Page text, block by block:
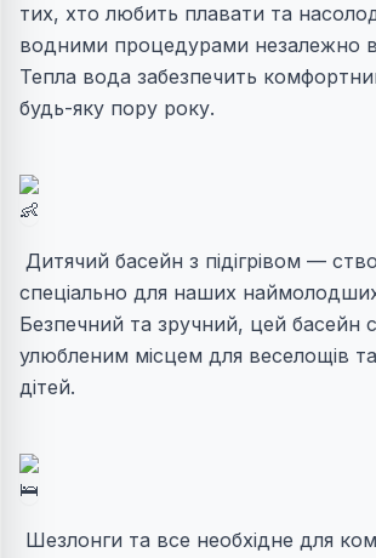
тих, хто любить плавати та
водними процедурами незалежно
Тепла вода забезпечить
будь-яку пору року.
Дитячий басейн з підігрівом —
спеціально для наших
Безпечний та зручний, цей басейн
улюбленим місцем для веселощів
дітей.
Шезлонги та все необхідне для